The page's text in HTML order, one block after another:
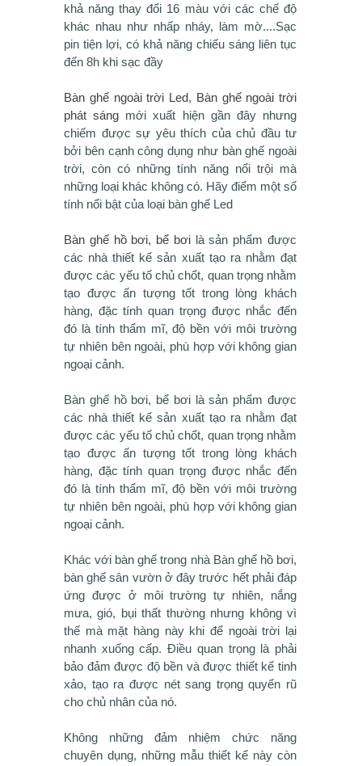
khả năng thay đổi 16 màu với các chế độ
khác nhau như nhấp nháy, làm mờ....Sạc
pin tiện lợi, có khả năng chiếu sáng liên tục
đến 8h khi sạc đầy
Bàn ghế ngoài trời Led, Bàn ghế ngoài trời
phát sáng mới xuất hiện gần đây nhưng
chiếm được sự yêu thích của chủ đầu tư
bởi bên cạnh công dụng như bàn ghế ngoài
trời, còn có những tính năng nổi trội mà
những loại khác không có. Hãy điểm một số
tính nổi bật của loại bàn ghế Led
Bàn ghế hồ bơi, bể bơilà sản phẩm được
các nhà thiết kế sản xuất tạo ra nhằm đạt
được các yếu tố chủ chốt, quan trọng nhằm
tạo được ấn tượng tốt trong lòng khách
hàng, đặc tính quan trọng được nhắc đến
đó là tính thẩm mĩ, độ bền với môi trường
tự nhiên bên ngoài, phù hợp với không gian
ngoại cảnh.
Bàn ghế hồ bơi, bể bơi là sản phẩm được
các nhà thiết kế sản xuất tạo ra nhằm đạt
được các yếu tố chủ chốt, quan trọng nhằm
tạo được ấn tượng tốt trong lòng khách
hàng, đặc tính quan trọng được nhắc đến
đó là tính thẩm mĩ, độ bền với môi trường
tự nhiên bên ngoài, phù hợp với không gian
ngoại cảnh.
Khác với bàn ghế trong nhà Bàn ghế hồ bơi,
bàn ghế sân vườn ở đây trước hết phải đáp
ứng được ở môi trường tự nhiên, nắng
mưa, gió, bụi thất thường nhưng không vì
thế mà mặt hàng này khi để ngoài trời lại
nhanh xuống cấp. Điều quan trọng là phải
bảo đảm được độ bền và được thiết kế tinh
xảo, tạo ra được nét sang trọng quyến rũ
cho chủ nhân của nó.
Không những đảm nhiệm chức năng
chuyên dụng, những mẫu thiết kế này còn